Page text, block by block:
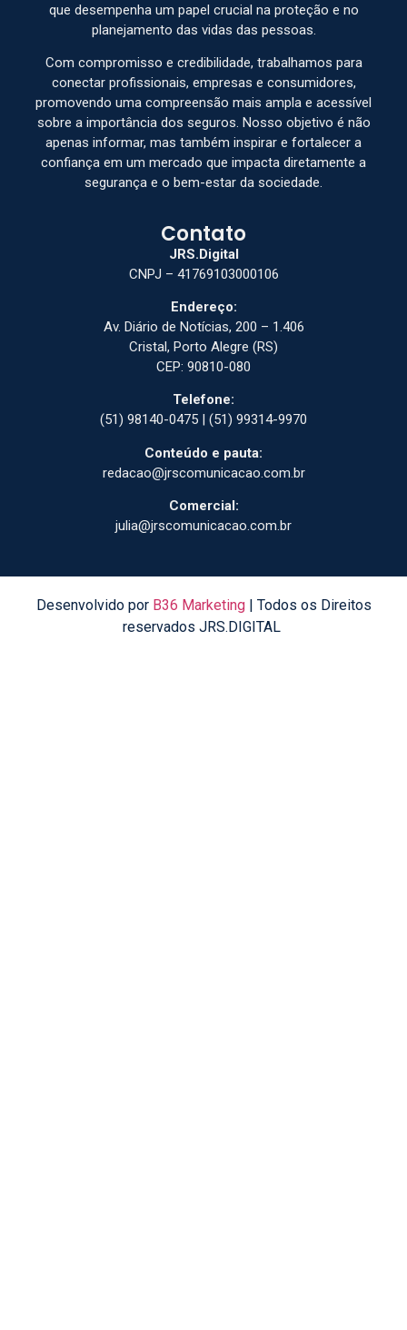
que desempenha um papel crucial na proteção e no
planejamento das vidas das pessoas.
Com compromisso e credibilidade, trabalhamos para
conectar profissionais, empresas e consumidores,
promovendo uma compreensão mais ampla e acessível
sobre a importância dos seguros. Nosso objetivo é não
apenas informar, mas também inspirar e fortalecer a
confiança em um mercado que impacta diretamente a
segurança e o bem-estar da sociedade.
Contato
JRS.Digital
CNPJ – 41769103000106
Endereço:
Av. Diário de Notícias, 200 – 1.406
Cristal, Porto Alegre (RS)
CEP: 90810-080
Telefone:
(51) 98140-0475 | (51) 99314-9970
Conteúdo e pauta:
redacao@jrscomunicacao.com.br
Comercial:
julia@jrscomunicacao.com.br
Desenvolvido por B36 Marketing| Todos os Direitos
reservados JRS.DIGITAL